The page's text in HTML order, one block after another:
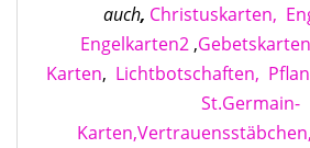
auch, Christuskarten,
Engelkarten2,
Karten, Lichtbotschaften,
St.Germain-
Karten,Vertrauensstäbchen,